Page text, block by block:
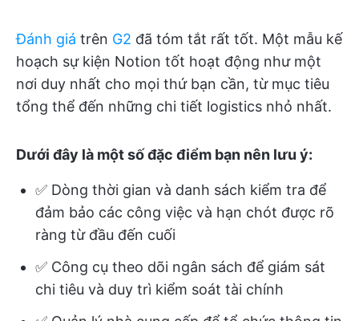
Đánh giá trên G2 đã tóm tắt rất tốt. Một mẫu kế
hoạch sự kiện Notion tốt hoạt động như một
nơi duy nhất cho mọi thứ bạn cần, từ mục tiêu
tổng thể đến những chi tiết logistics nhỏ nhất.
Dưới đây là một số đặc điểm bạn nên lưu ý:
✅ Dòng thời gian và danh sách kiểm tra để
đảm bảo các công việc và hạn chót được rõ
ràng từ đầu đến cuối
✅ Công cụ theo dõi ngân sách để giám sát
chi tiêu và duy trì kiểm soát tài chính